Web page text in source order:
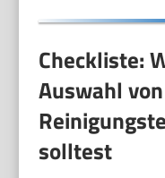
Checkliste:
Auswahl von
solltest